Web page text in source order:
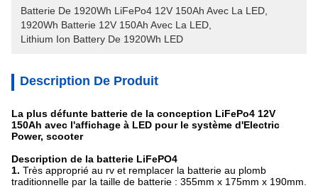
Batterie De 1920Wh LiFePo4 12V 150Ah Avec La LED
1920Wh Batterie 12V 150Ah Avec La LED
Lithium Ion Battery De 1920Wh LED
Description De Produit
La plus défunte batterie de la conception LiFePo4 12V
150Ah avec l'affichage à LED pour le système d'Electric
Power, scooter
Description de la batterie LiFePO4
1. Très approprié au rv et remplacer la batterie au plomb
traditionnelle par la taille de batterie : 355mm x 175mm x 190mm.